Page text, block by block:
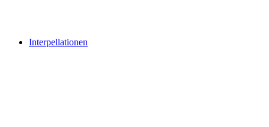
Interpellationen